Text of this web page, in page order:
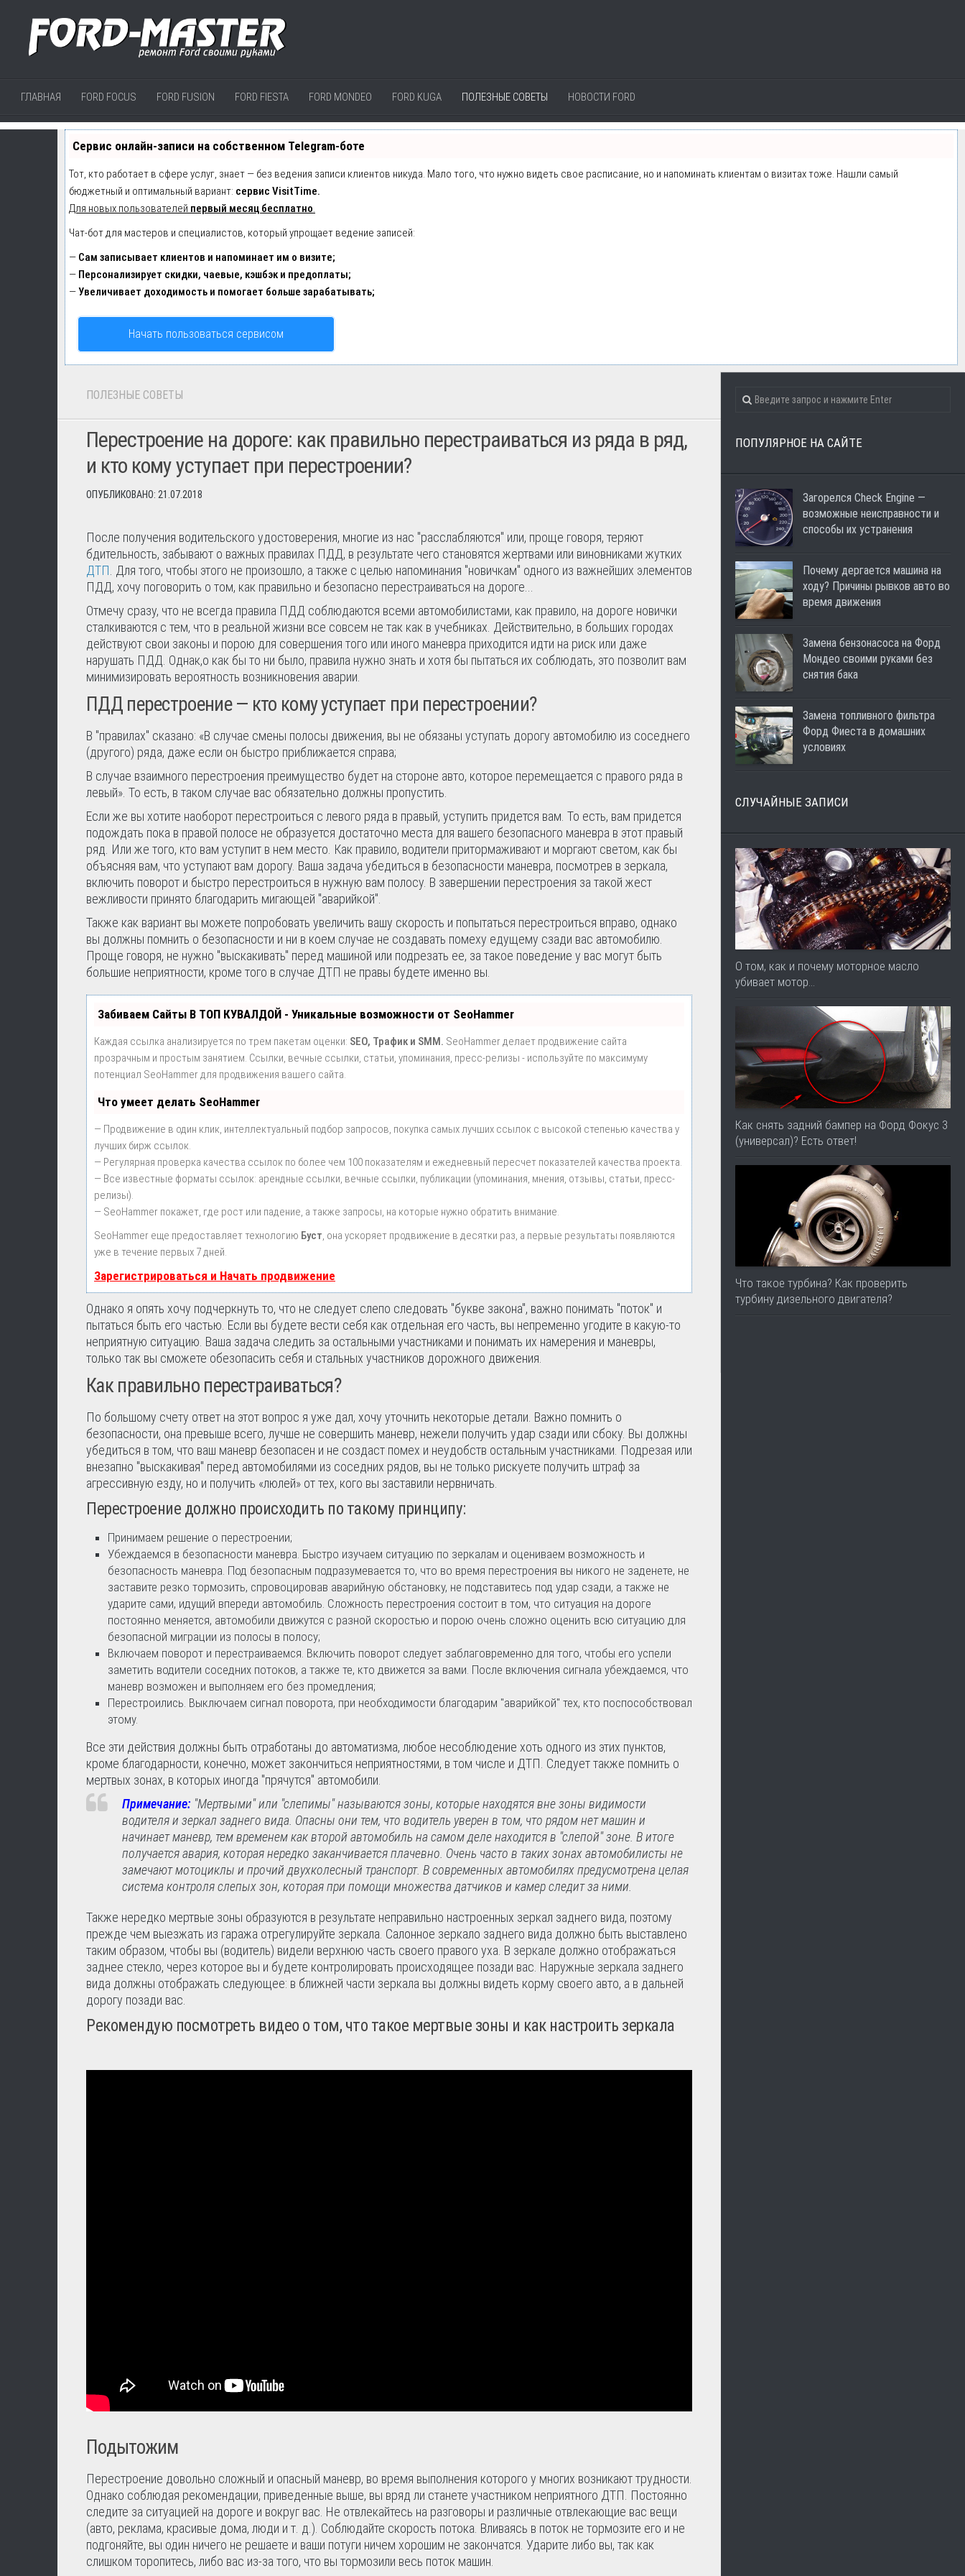
ГЛАВНАЯ FORD FOCUS FORD FUSION FORD FIESTA FORD MONDEO FORD KUGA ПОЛЕЗНЫЕ СОВЕТЫ НОВОСТИ FORD
Сервис онлайн-записи на собственном Telegram-боте
Тот, кто работает в сфере услуг, знает — без ведения записи клиентов никуда. Мало того, что нужно видеть свое расписание, но и напоминать клиентам о визитах тоже. Нашли самый
бюджетный и оптимальный вариант: сервис VisitTime.
Для новых пользователей первый месяц бесплатно.
Чат-бот для мастеров и специалистов, который упрощает ведение записей:
— Сам записывает клиентов и напоминает им о визите;
— Персонализирует скидки, чаевые, кэшбэк и предоплаты;
—Увеличивает доходимость и помогает больше зарабатывать;
Начать пользоваться сервисом
ПОЛЕЗНЫЕ СОВЕТЫ
Перестроение на дороге: как правильно перестраиваться из ряда в ряд,
и кто кому уступает при перестроении?
ОПУБЛИКОВАНО: 21.07.2018
После получения водительского удостоверения, многие из нас "расслабляются" или, проще говоря, теряют
бдительность, забывают о важных правилах ПДД, в результате чего становятся жертвами или виновниками жутких
ДТП . Для того, чтобы этого не произошло, а также с целью напоминания "новичкам" одного из важнейших элементов
ПДД, хочу поговорить о том, как правильно и безопасно перестраиваться на дороге...
Отмечу сразу, что не всегда правила ПДД соблюдаются всеми автомобилистами, как правило, на дороге новички
сталкиваются с тем, что в реальной жизни все совсем не так как в учебниках. Действительно, в больших городах
действуют свои законы и порою для совершения того или иного маневра приходится идти на риск или даже
нарушать ПДД. Однак,о как бы то ни было, правила нужно знать и хотя бы пытаться их соблюдать, это позволит вам
минимизировать вероятность возникновения аварии.
ПДД перестроение — кто кому уступает при перестроении?
В "правилах" сказано: «В случае смены полосы движения, вы не обязаны уступать дорогу автомобилю из соседнего
(другого) ряда, даже если он быстро приближается справа;
В случае взаимного перестроения преимущество будет на стороне авто, которое перемещается с правого ряда в
левый». То есть, в таком случае вас обязательно должны пропустить.
Если же вы хотите наоборот перестроиться с левого ряда в правый, уступить придется вам. То есть, вам придется
подождать пока в правой полосе не образуется достаточно места для вашего безопасного маневра в этот правый
ряд. Или же того, кто вам уступит в нем место. Как правило, водители притормаживают и моргают светом, как бы
объясняя вам, что уступают вам дорогу. Ваша задача убедиться в безопасности маневра, посмотрев в зеркала,
включить поворот и быстро перестроиться в нужную вам полосу. В завершении перестроения за такой жест
вежливости принято благодарить мигающей "аварийкой".
Также как вариант вы можете попробовать увеличить вашу скорость и попытаться перестроиться вправо, однако
вы должны помнить о безопасности и ни в коем случае не создавать помеху едущему сзади вас автомобилю.
Проще говоря, не нужно "выскакивать" перед машиной или подрезать ее, за такое поведение у вас могут быть
большие неприятности, кроме того в случае ДТП не правы будете именно вы.
Забиваем Сайты В ТОП КУВАЛДОЙ - Уникальные возможности от SeoHammer
Каждая ссылка анализируется по трем пакетам оценки: SEO, Трафик и SMM. SeoHammer делает продвижение сайта
прозрачным и простым занятием. Ссылки, вечные ссылки, статьи, упоминания, пресс-релизы - используйте по максимуму
потенциал SeoHammer для продвижения вашего сайта.
Что умеет делать SeoHammer
— Продвижение в один клик, интеллектуальный подбор запросов, покупка самых лучших ссылок с высокой степенью качества у
лучших бирж ссылок.
— Регулярная проверка качества ссылок по более чем 100 показателям и ежедневный пересчет показателей качества проекта.
— Все известные форматы ссылок: арендные ссылки, вечные ссылки, публикации (упоминания, мнения, отзывы, статьи, пресс-
релизы).
— SeoHammer покажет, где рост или падение, а также запросы, на которые нужно обратить внимание.
SeoHammer еще предоставляет технологию Буст, она ускоряет продвижение в десятки раз, а первые результаты появляются
уже в течение первых 7 дней.
Зарегистрироваться и Начать продвижение
Однако я опять хочу подчеркнуть то, что не следует слепо следовать "букве закона", важно понимать "поток" и
пытаться быть его частью. Если вы будете вести себя как отдельная его часть, вы непременно угодите в какую-то
неприятную ситуацию. Ваша задача следить за остальными участниками и понимать их намерения и маневры,
только так вы сможете обезопасить себя и стальных участников дорожного движения.
Как правильно перестраиваться?
По большому счету ответ на этот вопрос я уже дал, хочу уточнить некоторые детали. Важно помнить о
безопасности, она превыше всего, лучше не совершить маневр, нежели получить удар сзади или сбоку. Вы должны
убедиться в том, что ваш маневр безопасен и не создаст помех и неудобств остальным участниками. Подрезая или
внезапно "выскакивая" перед автомобилями из соседних рядов, вы не только рискуете получить штраф за
агрессивную езду, но и получить «люлей» от тех, кого вы заставили нервничать.
Перестроение должно происходить по такому принципу:
Принимаем решение о перестроении;
Убеждаемся в безопасности маневра. Быстро изучаем ситуацию по зеркалам и оцениваем возможность и
безопасность маневра. Под безопасным подразумевается то, что во время перестроения вы никого не заденете, не
заставите резко тормозить, спровоцировав аварийную обстановку, не подставитесь под удар сзади, а также не
ударите сами, идущий впереди автомобиль. Сложность перестроения состоит в том, что ситуация на дороге
постоянно меняется, автомобили движутся с разной скоростью и порою очень сложно оценить всю ситуацию для
безопасной миграции из полосы в полосу;
Включаем поворот и перестраиваемся. Включить поворот следует заблаговременно для того, чтобы его успели
заметить водители соседних потоков, а также те, кто движется за вами. После включения сигнала убеждаемся, что
маневр возможен и выполняем его без промедления;
Перестроились. Выключаем сигнал поворота, при необходимости благодарим "аварийкой" тех, кто поспособствовал
этому.
Все эти действия должны быть отработаны до автоматизма, любое несоблюдение хоть одного из этих пунктов,
кроме благодарности, конечно, может закончиться неприятностями, в том числе и ДТП. Следует также помнить о
мертвых зонах, в которых иногда "прячутся" автомобили.
Примечание: "Мертвыми" или "слепимы" называются зоны, которые находятся вне зоны видимости
водителя и зеркал заднего вида. Опасны они тем, что водитель уверен в том, что рядом нет машин и
начинает маневр, тем временем как второй автомобиль на самом деле находится в "слепой" зоне. В итоге
получается авария, которая нередко заканчивается плачевно. Очень часто в таких зонах автомобилисты не
замечают мотоциклы и прочий двухколесный транспорт. В современных автомобилях предусмотрена целая
система контроля слепых зон, которая при помощи множества датчиков и камер следит за ними.
Также нередко мертвые зоны образуются в результате неправильно настроенных зеркал заднего вида, поэтому
прежде чем выезжать из гаража отрегулируйте зеркала. Салонное зеркало заднего вида должно быть выставлено
таким образом, чтобы вы (водитель) видели верхнюю часть своего правого уха. В зеркале должно отображаться
заднее стекло, через которое вы и будете контролировать происходящее позади вас. Наружные зеркала заднего
вида должны отображать следующее: в ближней части зеркала вы должны видеть корму своего авто, а в дальней
дорогу позади вас.
Рекомендую посмотреть видео о том, что такое мертвые зоны и как настроить зеркала
Подытожим
Перестроение довольно сложный и опасный маневр, во время выполнения которого у многих возникают трудности.
Однако соблюдая рекомендации, приведенные выше, вы вряд ли станете участником неприятного ДТП. Постоянно
следите за ситуацией на дороге и вокруг вас. Не отвлекайтесь на разговоры и различные отвлекающие вас вещи
(авто, реклама, красивые дома, люди и т. д.). Соблюдайте скорость потока. Вливаясь в поток не тормозите его и не
подгоняйте, вы один ничего не решаете и ваши потуги ничем хорошим не закончатся. Ударите либо вы, так как
слишком торопитесь, либо вас из-за того, что вы тормозили весь поток машин.
ПОПУЛЯРНОЕ НА САЙТЕ
Загорелся Check Engine —
возможные неисправности и
способы их устранения
Почему дергается машина на
ходу? Причины рывков авто во
время движения
Замена бензонасоса на Форд
Мондео своими руками без
снятия бака
Замена топливного фильтра
Форд Фиеста в домашних
условиях
СЛУЧАЙНЫЕ ЗАПИСИ
О том, как и почему моторное масло
убивает мотор…
Как снять задний бампер на Форд Фокус 3
(универсал)? Есть ответ!
Что такое турбина? Как проверить
турбину дизельного двигателя?